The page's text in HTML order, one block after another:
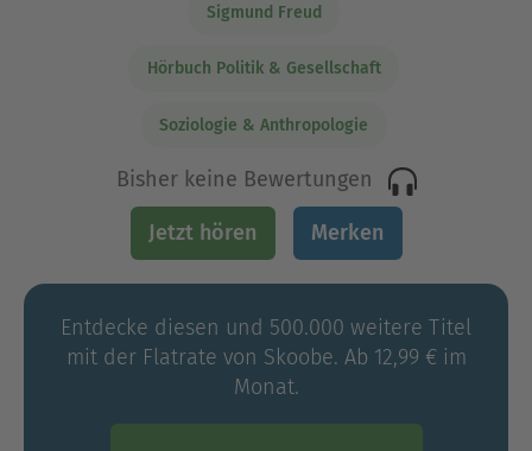
Sigmund Freud
Hörbuch Politik & Gesellschaft
Soziologie & Anthropologie
Bisher keine Bewertungen
Jetzt hören Merken
Entdecke diesen und 500.000 weitere Titel
mit der Flatrate von Skoobe. Ab 12,99 € im
Monat.